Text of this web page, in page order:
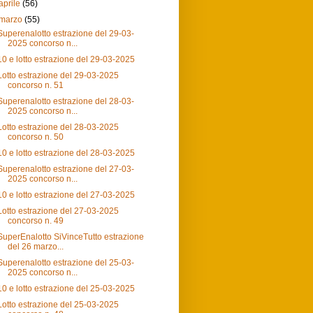
(56)
(55)
estrazione del 29-03-
2025 concorso n...
e lotto estrazione del 29-03-2025
estrazione del 29-03-2025
concorso n. 51
estrazione del 28-03-
2025 concorso n...
estrazione del 28-03-2025
concorso n. 50
e lotto estrazione del 28-03-2025
estrazione del 27-03-
2025 concorso n...
e lotto estrazione del 27-03-2025
estrazione del 27-03-2025
concorso n. 49
SiVinceTutto estrazione
del 26 marzo...
estrazione del 25-03-
2025 concorso n...
e lotto estrazione del 25-03-2025
estrazione del 25-03-2025